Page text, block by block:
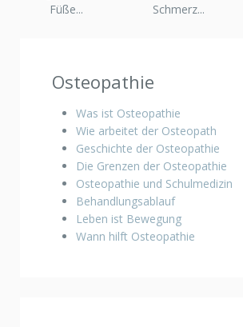
Füße...
Schmerz...
Osteopathie
Was ist Osteopathie
Wie arbeitet der Osteopath
Geschichte der Osteopathie
Die Grenzen der Osteopathie
Osteopathie und Schulmedizin
Behandlungsablauf
Leben ist Bewegung
Wann hilft Osteopathie